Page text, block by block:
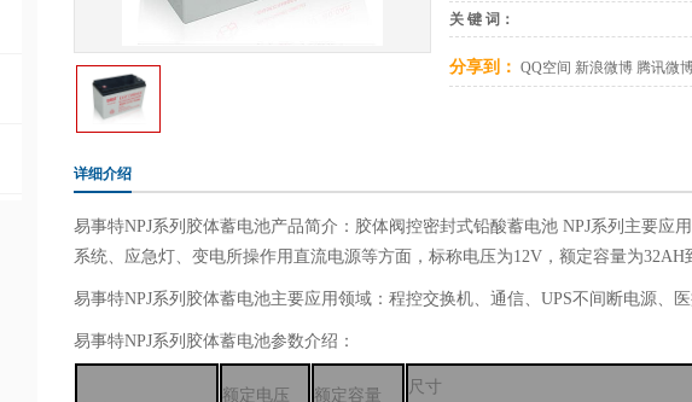
关 键 词：
分享到： QQ空间 新浪微博 腾讯微
详细介绍
易事特NPJ系列胶体蓄电池产品简介：胶体阀控密封式铅酸蓄电池 NPJ系列主要应
系统、应急灯、变电所操作用直流电源等方面，标称电压为12V，额定容量为32AH
易事特NPJ系列胶体蓄电池主要应用领域：程控交换机、通信、UPS不间断电源、
易事特NPJ系列胶体蓄电池参数介绍：
额定电压
额定容量
尺寸